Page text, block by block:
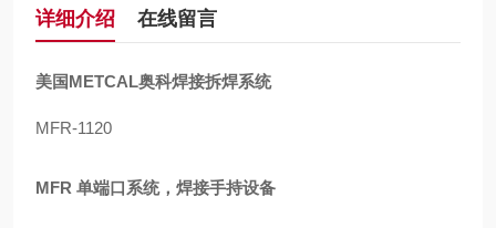
详细介绍 在线留言
美国METCAL奥科焊接拆焊系统
MFR-1120
MFR 单端口系统，焊接手持设备